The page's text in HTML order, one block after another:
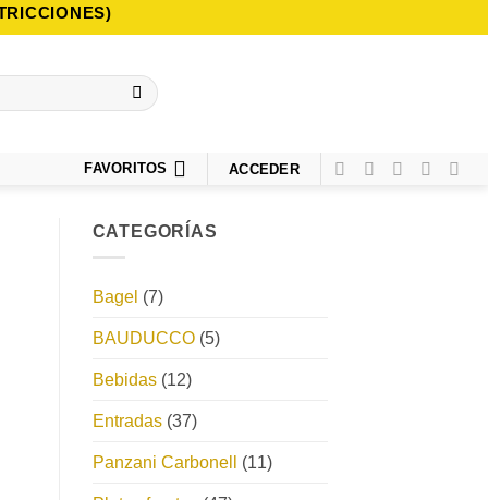
FAVORITOS ACCEDER
CATEGORÍAS
Bagel (7)
BAUDUCCO(5)
Bebidas(12)
Entradas(37)
Panzani Carbonell (11)